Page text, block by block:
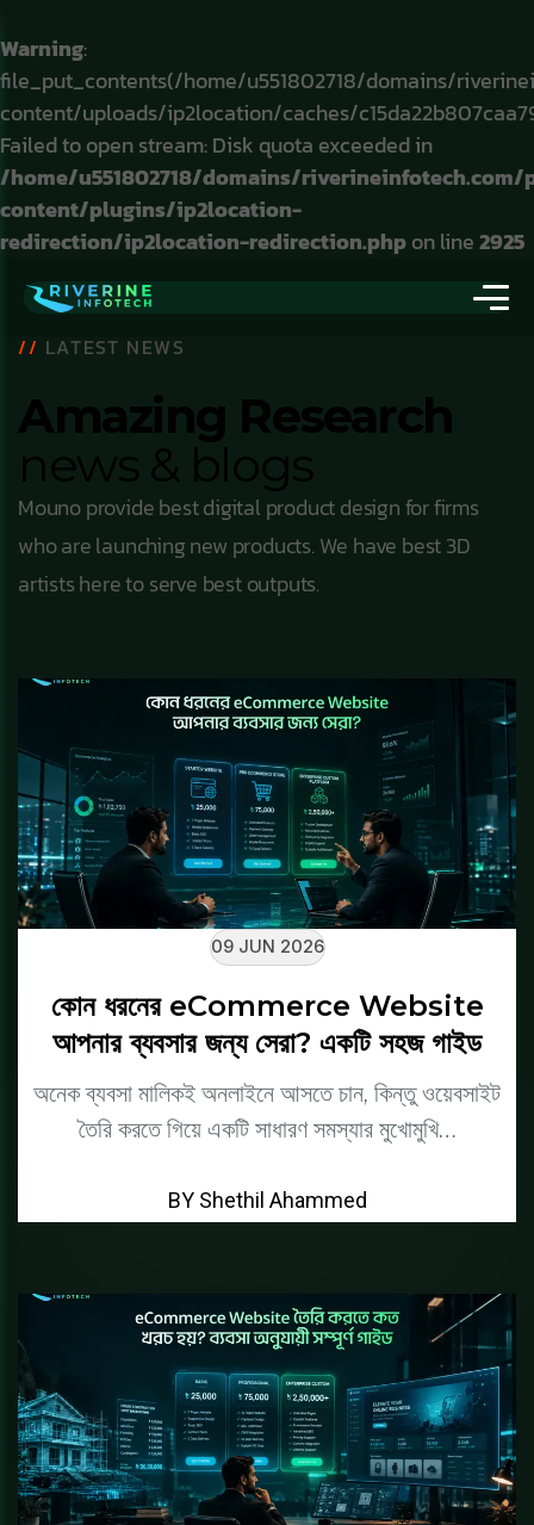
Warning:
file_put_contents(/home/u551802718/domains/
content/uploads/ip2location/caches/
Failed to open stream: Disk quota exceeded in
/home/u551802718/domains/
content/plugins/ip2location-
redirection/ip2location-redirection.phpon line2925
// LATEST NEWS
Amazing Research
news & blogs
Mouno provide best digital product design for firms
who are launching new products. We have best 3D
artists here to serve best outputs.
09 JUN 2026
কোন ধরনের eCommerce Website
আপনার ব্যবসার জন্য সেরা? একটি সহজ গাইড
অনেক ব্যবসা মালিকই অনলাইনে আসতে চান, কিন্তু ওয়েবসাইট
তৈরি করতে গিয়ে একটি সাধারণ সমস্যার মুখোমুখি…
BY Shethil Ahammed